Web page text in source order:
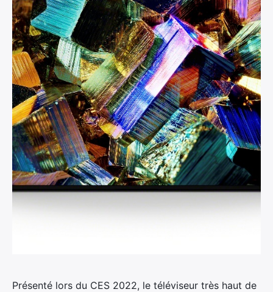
Présenté lors du CES 2022, le téléviseur très haut de